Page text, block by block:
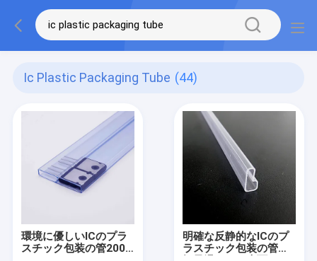
Ic Plastic Packaging Tube (44)
環境に優しいICのプラ
スチック包装の管200-
明確な反静的なICのプ
ラスチック包装の管の